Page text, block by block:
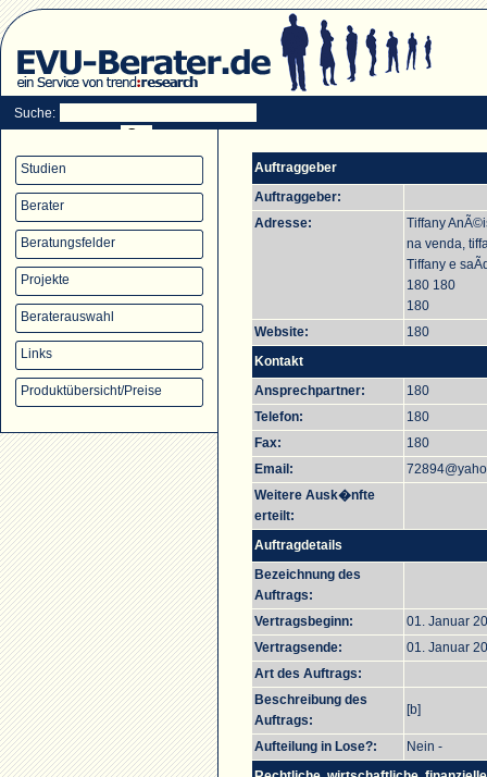
Suche:
Studien
Berater
Beratungsfelder
Projekte
Beraterauswahl
Links
Produktübersicht/Preise
Auftraggeber
Auftraggeber:
Adresse:
Tiffany
na venda,
Tiffany e
180 180
180
Website:
180
Kontakt
Ansprechpartner:
180
Telefon:
180
Fax:
180
Email:
Weitere Ausk�nfte
erteilt:
Auftragdetails
Bezeichnung des
Auftrags:
Vertragsbeginn:
01. Januar
Vertragsende:
01. Januar
Art des Auftrags:
Beschreibung des
Auftrags:
[b]
Aufteilung in Lose?:
Nein -